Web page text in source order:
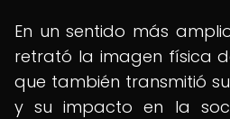
En un sentido más
retrató la imagen física
que también transmitió
y su impacto en la